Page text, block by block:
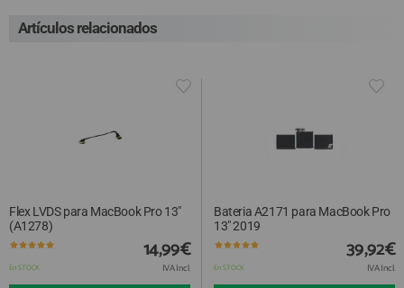
Artículos relacionados
Flex LVDS para MacBook Pro 13"
(A1278)
En STOCK
14,99€
IVA Incl.
Bateria A2171 para MacBook Pro
13" 2019
En STOCK
39,92€
IVA Incl.